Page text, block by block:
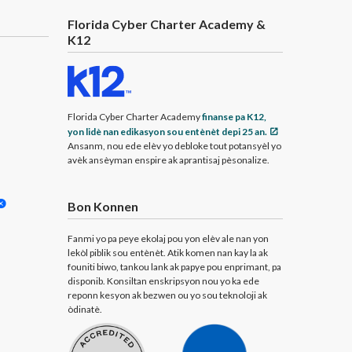
Florida Cyber Charter Academy &
K12
Florida Cyber Charter Academyfinanse pa K12,
yon lidè nan edikasyon sou entènèt depi 25 an.
Ansanm, nou ede elèv yo debloke tout potansyèl yo
avèk ansèyman enspire ak aprantisaj pèsonalize.
Bon Konnen
Fanmi yo pa peye ekolaj pou yon elèv ale nan yon
lekòl piblik sou entènèt. Atik komen nan kay la ak
founiti biwo, tankou lank ak papye pou enprimant, pa
disponib. Konsiltan enskripsyon nou yo ka ede
reponn kesyon ak bezwen ou yo sou teknoloji ak
òdinatè.